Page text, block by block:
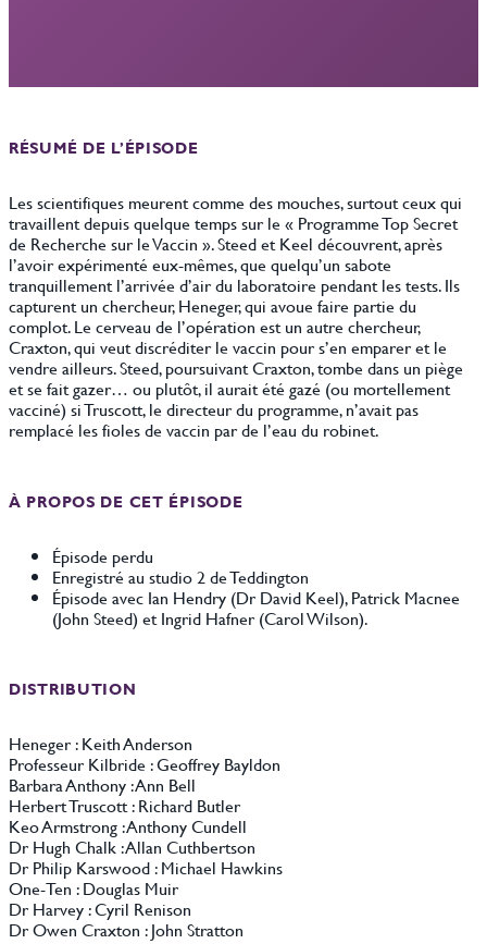
RÉSUMÉ DE L’ÉPISODE
Les scientifiques meurent comme des mouches, surtout ceux qui
travaillent depuis quelque temps sur le « Programme Top Secret
de Recherche sur le Vaccin ». Steed et Keel découvrent, après
l’avoir expérimenté eux-mêmes, que quelqu’un sabote
tranquillement l’arrivée d’air du laboratoire pendant les tests. Ils
capturent un chercheur, Heneger, qui avoue faire partie du
complot. Le cerveau de l’opération est un autre chercheur,
Craxton, qui veut discréditer le vaccin pour s’en emparer et le
vendre ailleurs. Steed, poursuivant Craxton, tombe dans un piège
et se fait gazer… ou plutôt, il aurait été gazé (ou mortellement
vacciné) si Truscott, le directeur du programme, n’avait pas
remplacé les fioles de vaccin par de l’eau du robinet.
À PROPOS DE CET ÉPISODE
Épisode perdu
Enregistré au studio 2 de Teddington
Épisode avec Ian Hendry (Dr David Keel), Patrick Macnee
(John Steed) et Ingrid Hafner (Carol Wilson).
DISTRIBUTION
Heneger : Keith Anderson
Professeur Kilbride : Geoffrey Bayldon
Barbara Anthony : Ann Bell
Herbert Truscott : Richard Butler
Keo Armstrong : Anthony Cundell
Dr Hugh Chalk : Allan Cuthbertson
Dr Philip Karswood : Michael Hawkins
One-Ten : Douglas Muir
Dr Harvey : Cyril Renison
Dr Owen Craxton : John Stratton